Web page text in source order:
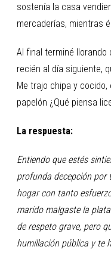
sostenía la casa
mercaderías, mientras
Al final terminé llorando
recién al día siguiente,
Me trajo chipa y
papelón ¿Qué piensa
La respuesta:
Entiendo que estés
profunda decepción por
hogar con tanto
marido malgaste la
de respeto grave, pero
humillación pública y te